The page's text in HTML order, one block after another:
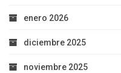
enero 2026
diciembre 2025
noviembre 2025